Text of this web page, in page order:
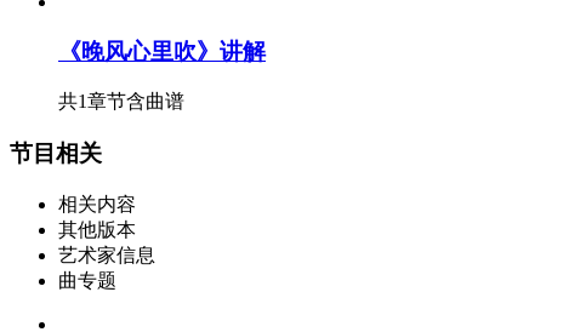
《晚风心里吹》讲解
共1章节含曲谱
节目相关
相关内容
其他版本
艺术家信息
曲专题